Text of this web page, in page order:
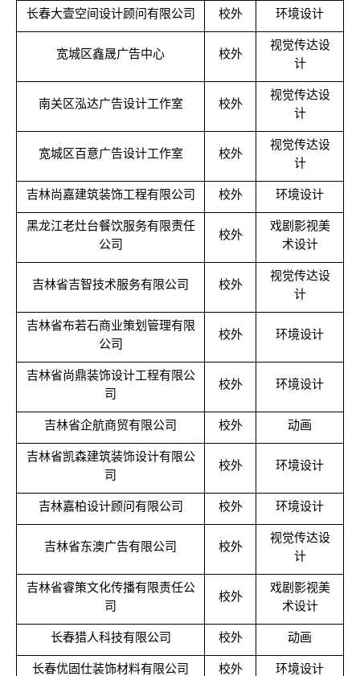
长春大壹空间设计顾问有限公司 校外 环境设计
宽城区鑫晟广告中心 校外
视觉传达设
计
南关区泓达广告设计工作室 校外
视觉传达设
计
宽城区百意广告设计工作室 校外
视觉传达设
计
吉林尚嘉建筑装饰工程有限公司 校外 环境设计
黑龙江老灶台餐饮服务有限责任
公司
校外
戏剧影视美
术设计
吉林省吉智技术服务有限公司 校外
视觉传达设
计
吉林省布若石商业策划管理有限
公司
校外 环境设计
吉林省尚鼎装饰设计工程有限公
司
校外 环境设计
吉林省企航商贸有限公司 校外 动画
吉林省凯森建筑装饰设计有限公
司
校外 环境设计
吉林嘉柏设计顾问有限公司 校外 环境设计
吉林省东澳广告有限公司 校外
视觉传达设
计
吉林省睿策文化传播有限责任公
司
校外
戏剧影视美
术设计
长春猎人科技有限公司 校外 动画
长春优固仕装饰材料有限公司 校外 环境设计